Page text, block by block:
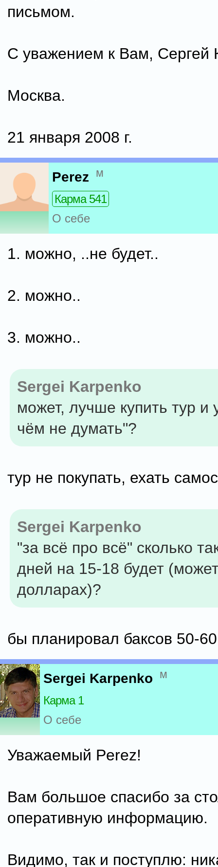
письмом.
С уважением к Вам, Сергей
Москва.
21 января 2008 г.
Perez м
Карма 541
О себе
1. можно, ..не будет..
2. можно..
3. можно..
Sergei Karpenko
может, лучше купить тур и
чём не думать"?
тур не покупать, ехать
Sergei Karpenko
"за всё про всё" сколько
дней на 15-18 будет
долларах)?
бы планировал баксов 50-
Sergei Karpenko м
Карма 1
О себе
Уважаемый Perez!
Вам большое спасибо за
оперативную информацию.
Видимо, так и поступлю: